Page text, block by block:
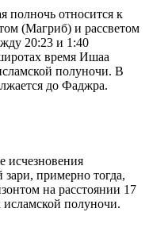
полночь относится к
(Магриб) и рассветом
20:23 и 1:40
время Ишаа
полуночи. В
до Фаджра.
исчезновения
зари, примерно тогда,
на расстоянии 17
исламской полуночи.